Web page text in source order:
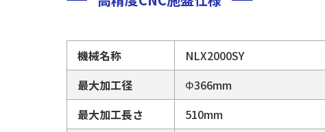
機械名称
NLX2000SY
最大加工径
Φ366mm
最大加工長さ
510mm